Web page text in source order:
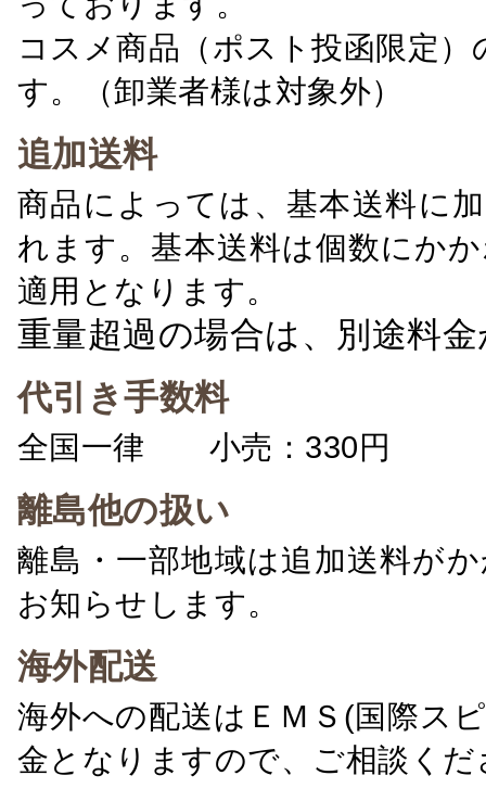
コスメ商品（ポスト投函限定
す。（卸業者様は対象外）
追加送料
商品によっては、基本送料に
れます。基本送料は個数にか
適用となります。
重量超過の場合は、別途料
代引き手数料
全国一律 小売：330円 卸
離島他の扱い
離島・一部地域は追加送料が
お知らせします。
海外配送
海外への配送はＥＭＳ(国際ス
金となりますので、ご相談くだ